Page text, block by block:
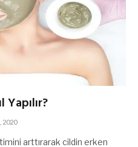
Yapılır?
2020
arttırarak cildin erken